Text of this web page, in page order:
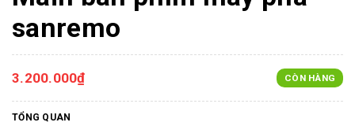
sanremo
3.200.000₫ CÒN HÀNG
TỔNG QUAN